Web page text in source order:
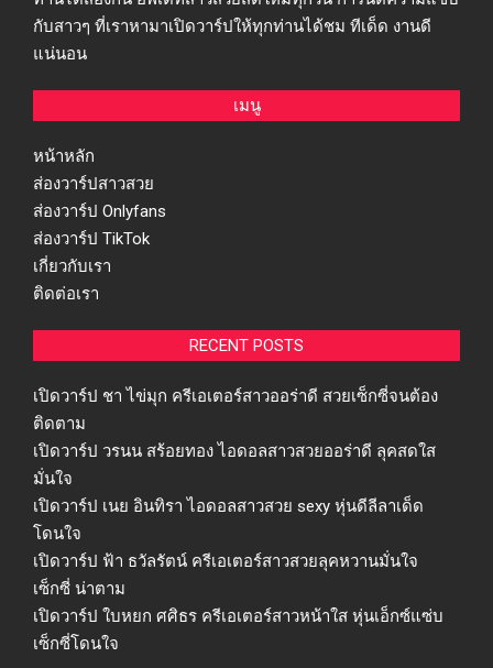
กับสาวๆ ที่เราหามาเปิดวาร์ปให้ทุกท่านได้ชม ทีเด็ด งานดี
แน่นอน
เมนู
หน้าหลัก
ส่องวาร์ปสาวสวย
ส่องวาร์ป Onlyfans
ส่องวาร์ป TikTok
เกี่ยวกับเรา
ติดต่อเรา
RECENT POSTS
เปิดวาร์ป ชา ไข่มุก ครีเอเตอร์สาวออร่าดี สวยเซ็กซี่จนต้อง
ติดตาม
เปิดวาร์ป วรนน สร้อยทอง ไอดอลสาวสวยออร่าดี ลุคสดใส
มั่นใจ
เปิดวาร์ป เนย อินทิรา ไอดอลสาวสวย sexy หุ่นดีลีลาเด็ด
โดนใจ
เปิดวาร์ป ฟ้า ธวัลรัตน์ ครีเอเตอร์สาวสวยลุคหวานมั่นใจ
เซ็กซี่ น่าตาม
เปิดวาร์ป ใบหยก ศศิธร ครีเอเตอร์สาวหน้าใส หุ่นเอ็กซ์แซ่บ
เซ็กซี่โดนใจ